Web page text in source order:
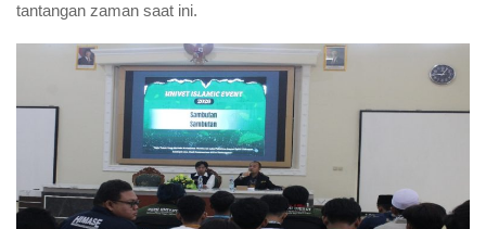
tantangan zaman saat ini.